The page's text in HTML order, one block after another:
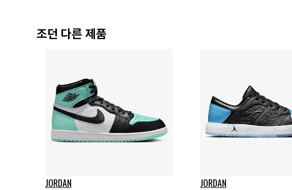
조던 다른 제품
JORDAN JORDAN